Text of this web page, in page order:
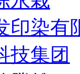
印染有
技集团